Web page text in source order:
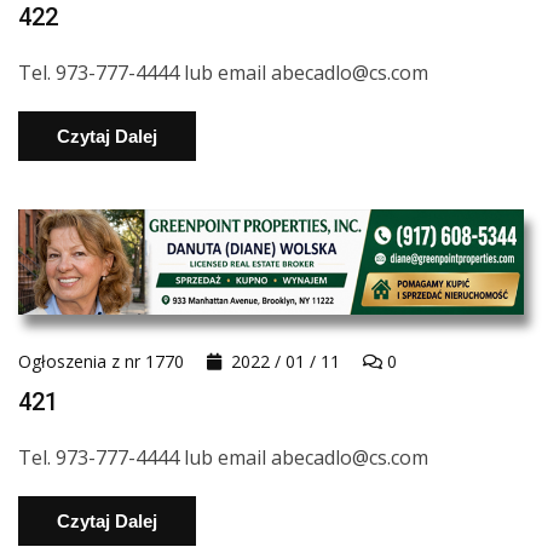
422
Tel. 973-777-4444 lub email abecadlo@cs.com
Czytaj Dalej
Ogłoszenia z nr 1770 2022 / 01 / 11 0
421
Tel. 973-777-4444 lub email abecadlo@cs.com
Czytaj Dalej